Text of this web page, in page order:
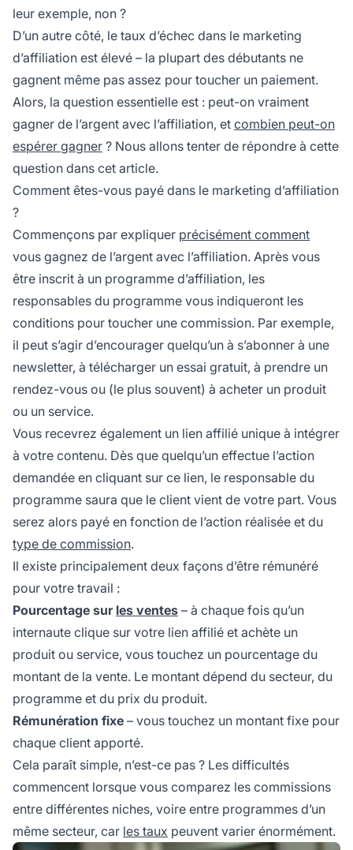
leur exemple, non ?
D’un autre côté, le taux d’échec dans le marketing
d’affiliation est élevé – la plupart des débutants ne
gagnent même pas assez pour toucher un paiement.
Alors, la question essentielle est : peut-on vraiment
gagner de l’argent avec l’affiliation, et combien peut-on
espérer gagner ? Nous allons tenter de répondre à cette
question dans cet article.
Comment êtes-vous payé dans le marketing d’affiliation
?
Commençons par expliquer précisément comment
vous gagnez de l’argent avec l’affiliation. Après vous
être inscrit à un programme d’affiliation, les
responsables du programme vous indiqueront les
conditions pour toucher une commission. Par exemple,
il peut s’agir d’encourager quelqu’un à s’abonner à une
newsletter, à télécharger un essai gratuit, à prendre un
rendez-vous ou (le plus souvent) à acheter un produit
ou un service.
Vous recevrez également un lien affilié unique à intégrer
à votre contenu. Dès que quelqu’un effectue l’action
demandée en cliquant sur ce lien, le responsable du
programme saura que le client vient de votre part. Vous
serez alors payé en fonction de l’action réalisée et du
type de commission.
Il existe principalement deux façons d’être rémunéré
pour votre travail :
Pourcentage sur les ventes – à chaque fois qu’un
internaute clique sur votre lien affilié et achète un
produit ou service, vous touchez un pourcentage du
montant de la vente. Le montant dépend du secteur, du
programme et du prix du produit.
Rémunération fixe – vous touchez un montant fixe pour
chaque client apporté.
Cela paraît simple, n’est-ce pas ? Les difficultés
commencent lorsque vous comparez les commissions
entre différentes niches, voire entre programmes d’un
même secteur, car les taux peuvent varier énormément.